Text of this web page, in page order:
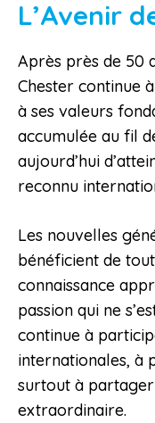
L’Avenir
Après près de 50
Chester continue
à ses valeurs
accumulée au fil
aujourd’hui
reconnu
Les nouvelles
bénéficient de
connaissance
passion qui ne
continue à
internationales, à
surtout à
extraordinaire.